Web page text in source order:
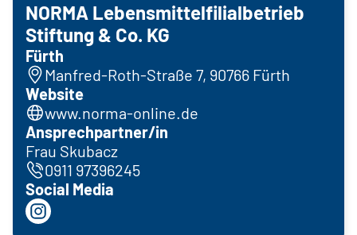
NORMA Lebensmittelfilialbetrieb
Stiftung & Co. KG
Fürth
Manfred-Roth-Straße 7, 90766 Fürth
Website
www.norma-online.de
Ansprechpartner/in
Frau Skubacz
0911 97396245
Social Media